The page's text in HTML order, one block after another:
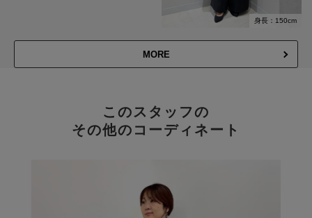
身長：150cm
MORE
このスタッフの
その他のコーディネート